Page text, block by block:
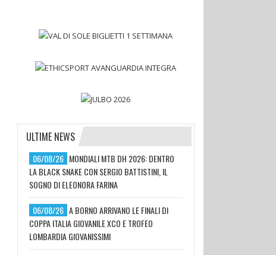
ULTIME NEWS
06/08/26 MONDIALI MTB DH 2026: DENTRO
LA BLACK SNAKE CON SERGIO BATTISTINI, IL
SOGNO DI ELEONORA FARINA
06/08/26 A BORNO ARRIVANO LE FINALI DI
COPPA ITALIA GIOVANILE XCO E TROFEO
LOMBARDIA GIOVANISSIMI